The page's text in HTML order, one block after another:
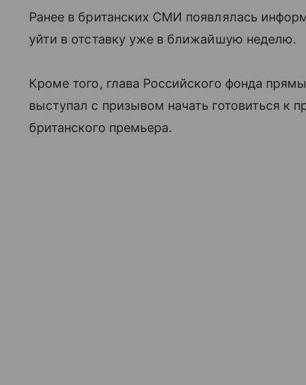
Ранее в британских СМИ появлялась
уйти в отставку уже в ближайшую неделю.
Кроме того, глава Российского фонда
выступал с призывом начать готовиться к
британского премьера.